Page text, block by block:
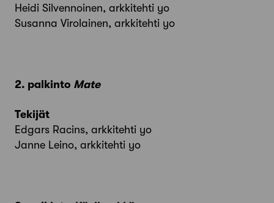
Heidi Silvennoinen, arkkitehti yo
Susanna Virolainen, arkkitehti yo
2. palkinto Mate
Tekijät
Edgars Racins, arkkitehti yo
Janne Leino, arkkitehti yo